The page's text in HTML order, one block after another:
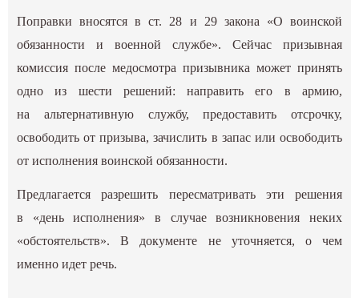
Поправки вносятся в ст. 28 и 29 закона «О воинской
обязанности и военной службе». Сейчас призывная
комиссия после медосмотра призывника может принять
одно из шести решений: направить его в армию,
на альтернативную службу, предоставить отсрочку,
освободить от призыва, зачислить в запас или освободить
от исполнения воинской обязанности.
Предлагается разрешить пересматривать эти решения
в «день исполнения» в случае возникновения неких
«обстоятельств». В документе не уточняется, о чем
именно идет речь.